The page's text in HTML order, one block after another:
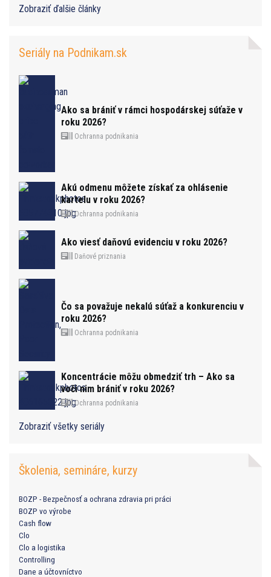
Zobraziť ďalšie články
Seriály na Podnikam.sk
Ako sa brániť v rámci hospodárskej súťaže v
roku 2026?
Ochranna podnikania
Akú odmenu môžete získať za ohlásenie
kartelu v roku 2026?
Ochranna podnikania
Ako viesť daňovú evidenciu v roku 2026?
Daňové priznania
Čo sa považuje nekalú súťaž a konkurenciu v
roku 2026?
Ochranna podnikania
Koncentrácie môžu obmedziť trh – Ako sa
voči nim brániť v roku 2026?
Ochranna podnikania
Zobraziť všetky seriály
Školenia, semináre, kurzy
BOZP - Bezpečnosť a ochrana zdravia pri práci
BOZP vo výrobe
Cash flow
Clo
Clo a logistika
Controlling
Dane a účtovníctvo